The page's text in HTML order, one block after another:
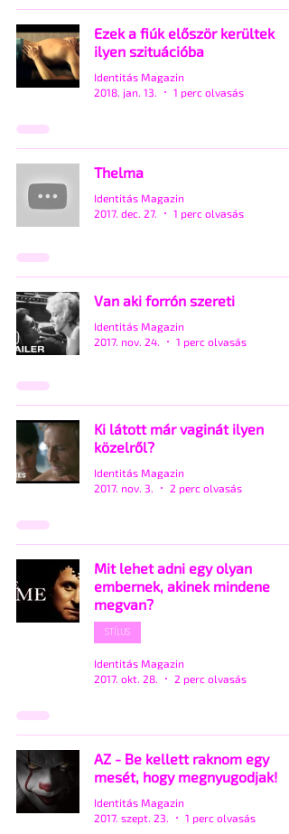
Ezek a fiúk először kerültek
ilyen szituációba
Identitás Magazin
2018. jan. 13.
1 perc olvasás
Thelma
Identitás Magazin
2017. dec. 27.
1 perc olvasás
Van aki forrón szereti
Identitás Magazin
2017. nov. 24.
1 perc olvasás
Ki látott már vaginát ilyen
közelről?
Identitás Magazin
2017. nov. 3.
2 perc olvasás
Mit lehet adni egy olyan
embernek, akinek mindene
megvan?
STÍLUS
Identitás Magazin
2017. okt. 28.
2 perc olvasás
AZ - Be kellett raknom egy
mesét, hogy megnyugodjak!
Identitás Magazin
2017. szept. 23.
1 perc olvasás